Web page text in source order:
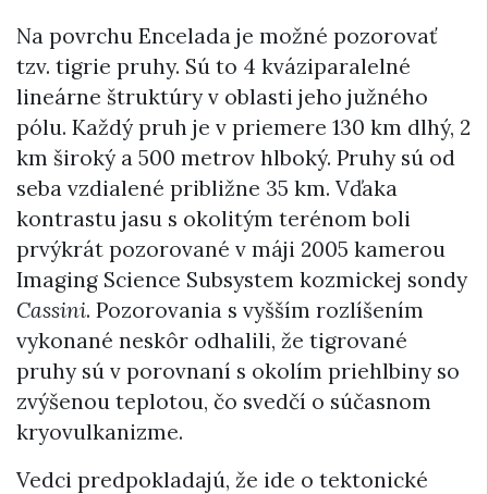
Na povrchu Encelada je možné pozorovať
tzv. tigrie pruhy. Sú to 4 kváziparalelné
lineárne štruktúry v oblasti jeho južného
pólu. Každý pruh je v priemere 130 km dlhý, 2
km široký a 500 metrov hlboký. Pruhy sú od
seba vzdialené približne 35 km. Vďaka
kontrastu jasu s okolitým terénom boli
prvýkrát pozorované v máji 2005 kamerou
Imaging Science Subsystem kozmickej sondy
Cassini. Pozorovania s vyšším rozlíšením
vykonané neskôr odhalili, že tigrované
pruhy sú v porovnaní s okolím priehlbiny so
zvýšenou teplotou, čo svedčí o súčasnom
kryovulkanizme.
Vedci predpokladajú, že ide o tektonické